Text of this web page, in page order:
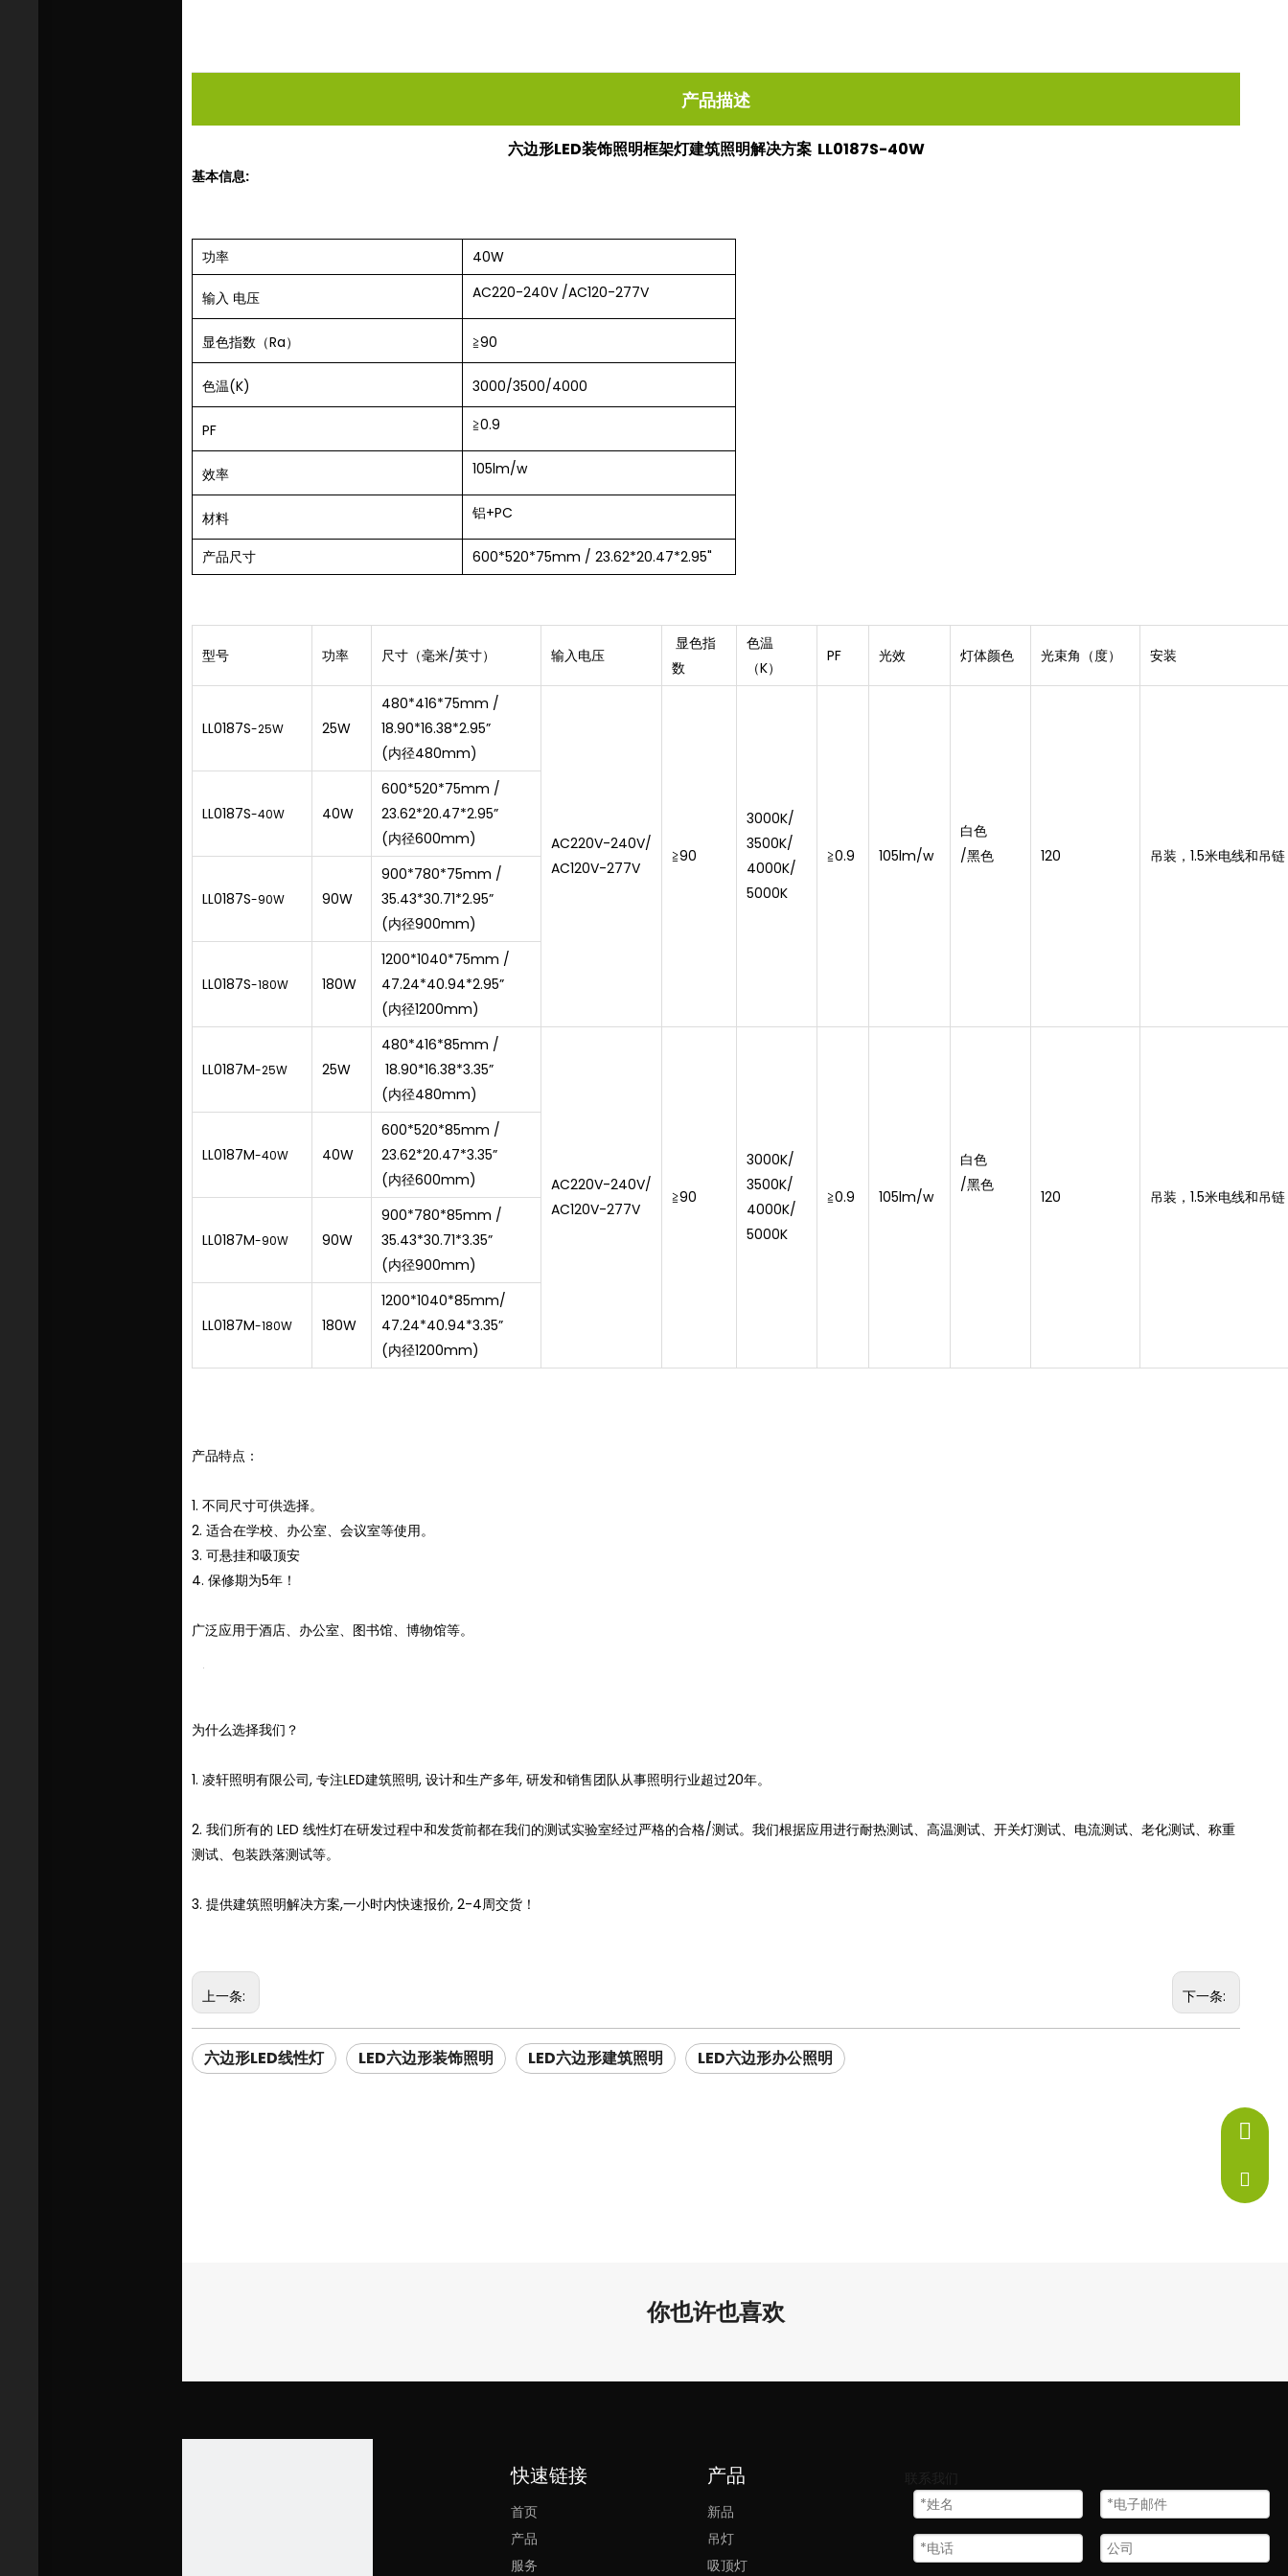
产品描述
六边形LED装饰照明框架灯建筑照明解决方案 LL0187S-40W
基本信息:
功率 40W
输入 电压 AC220-240V /AC120-277V
显色指数（Ra） ≧90
色温(K) 3000/3500/4000
PF ≧0.9
效率 105lm/w
材料 铝+PC
产品尺寸 600*520*75mm / 23.62*20.47*2.95"
型号 功率 尺寸（毫米/英寸） 输入电压
显色指
数
色温
（K）
PF 光效 灯体颜色 光束角（度） 安装
LL0187S-25W 25W
480*416*75mm /
18.90*16.38*2.95”
(内径480mm)
AC220V-240V/
AC120V-277V
≧90
3000K/
3500K/
4000K/
5000K
≧0.9 105lm/w
白色
/黑色
120 吊装，1.5米电线和吊链
LL0187S-40W 40W
600*520*75mm /
23.62*20.47*2.95”
(内径600mm)
LL0187S-90W 90W
900*780*75mm /
35.43*30.71*2.95”
(内径900mm)
LL0187S-180W 180W
1200*1040*75mm /
47.24*40.94*2.95”
(内径1200mm)
LL0187M-25W 25W
480*416*85mm /
18.90*16.38*3.35”
(内径480mm)
AC220V-240V/
AC120V-277V
≧90
3000K/
3500K/
4000K/
5000K
≧0.9 105lm/w
白色
/黑色
120 吊装，1.5米电线和吊链
LL0187M-40W 40W
600*520*85mm /
23.62*20.47*3.35”
(内径600mm)
LL0187M-90W 90W
900*780*85mm /
35.43*30.71*3.35”
(内径900mm)
LL0187M-180W 180W
1200*1040*85mm/
47.24*40.94*3.35”
(内径1200mm)
产品特点：
1. 不同尺寸可供选择。
2. 适合在学校、办公室、会议室等使用。
3. 可悬挂和吸顶安
4. 保修期为5年！
广泛应用于酒店、办公室、图书馆、博物馆等。
为什么选择我们？
1. 凌轩照明有限公司, 专注LED建筑照明, 设计和生产多年, 研发和销售团队从事照明行业超过20年。
2. 我们所有的 LED 线性灯在研发过程中和发货前都在我们的测试实验室经过严格的合格/测试。我们根据应用进行耐热测试、高温测试、开关灯测试、电流测试、老化测试、称重
测试、包装跌落测试等。
3. 提供建筑照明解决方案,一小时内快速报价, 2-4周交货！
上一条: 下一条:
六边形LED线性灯 LED六边形装饰照明 LED六边形建筑照明 LED六边形办公照明
你也许也喜欢
+86-
快速链接
首页
产品
服务
产品
新品
吊灯
吸顶灯